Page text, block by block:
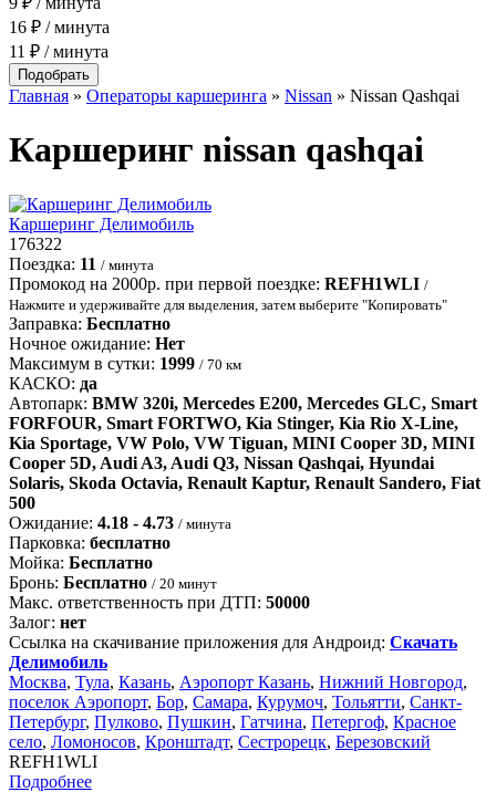
16 ₽ / минута
11 ₽ / минута
Главная » Операторы каршеринга » Nissan » Nissan Qashqai
Каршеринг nissan qashqai
Каршеринг Делимобиль
176322
Поездка: 11 / минута
Промокод на 2000р. при первой поездке: REFH1WLI /
Нажмите и удерживайте для выделения, затем выберите "Копировать"
Заправка: Бесплатно
Ночное ожидание: Нет
Максимум в сутки: 1999 / 70 км
КАСКО: да
Автопарк: BMW 320i, Mercedes E200, Mercedes GLC, Smart
FORFOUR, Smart FORTWO, Kia Stinger, Kia Rio X-Line,
Kia Sportage, VW Polo, VW Tiguan, MINI Cooper 3D, MINI
Cooper 5D, Audi A3, Audi Q3, Nissan Qashqai, Hyundai
Solaris, Skoda Octavia, Renault Kaptur, Renault Sandero, Fiat
500
Ожидание: 4.18 - 4.73 / минута
Парковка: бесплатно
Мойка: Бесплатно
Бронь: Бесплатно / 20 минут
Макс. ответственность при ДТП: 50000
Залог: нет
Ссылка на скачивание приложения для Андроид: Скачать
Делимобиль
Москва, Тула, Казань, Аэропорт Казань, Нижний Новгород,
поселок Аэропорт, Бор, Самара, Курумоч, Тольятти, Санкт-
Петербург, Пулково, Пушкин, Гатчина, Петергоф, Красное
село, Ломоносов, Кронштадт, Сестрорецк, Березовский
REFH1WLI
Подробнее